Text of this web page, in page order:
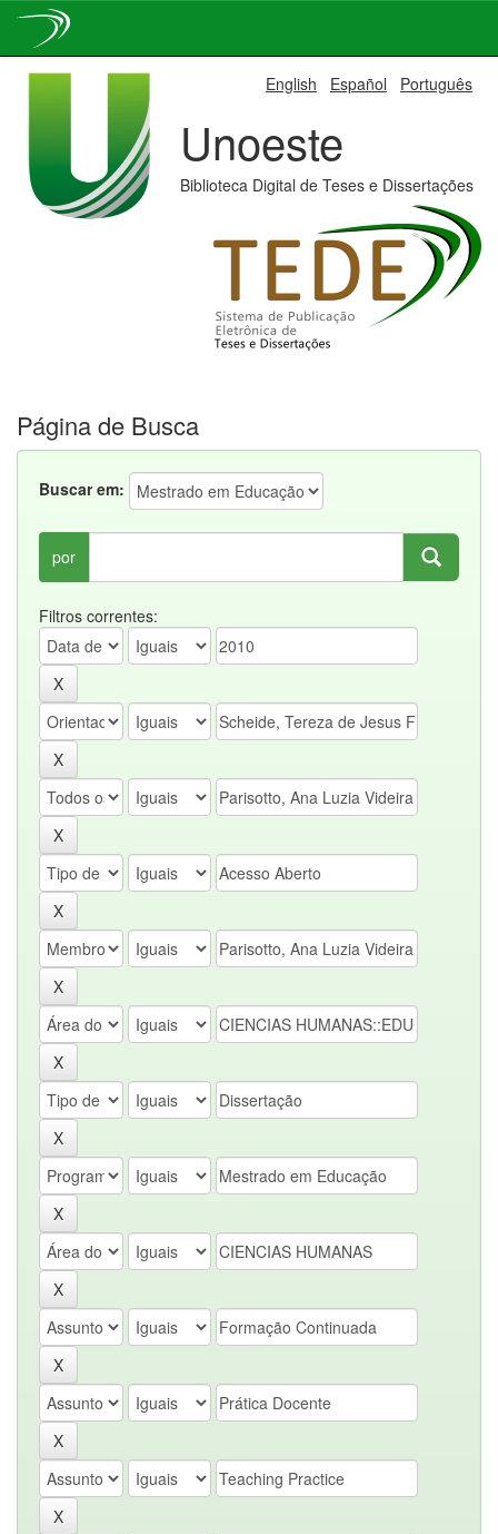
English Español Português
Unoeste
Biblioteca Digital de Teses e Dissertações
Página de Busca
Buscar em:
por
Filtros correntes: